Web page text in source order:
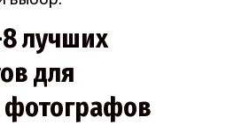
лучших
для